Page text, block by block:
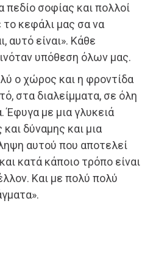
πεδίο σοφίας και πολλοί
κεφάλι μας σα να
αυτό είναι». Κάθε
υπόθεση όλων μας.
ο χώρος και η φροντίδα
στα διαλείμματα, σε όλη
Έφυγα με μια γλυκειά
δύναμης και μια
αυτού που αποτελεί
κατά κάποιο τρόπο είναι
Και με πολύ πολύ